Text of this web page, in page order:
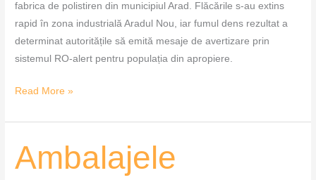
fabrica de polistiren din municipiul Arad. Flăcările s-au extins
rapid în zona industrială Aradul Nou, iar fumul dens rezultat a
determinat autoritățile să emită mesaje de avertizare prin
sistemul RO-alert pentru populația din apropiere.
Read More »
Ambalajele
Ambalajele
electrocasnicelor,